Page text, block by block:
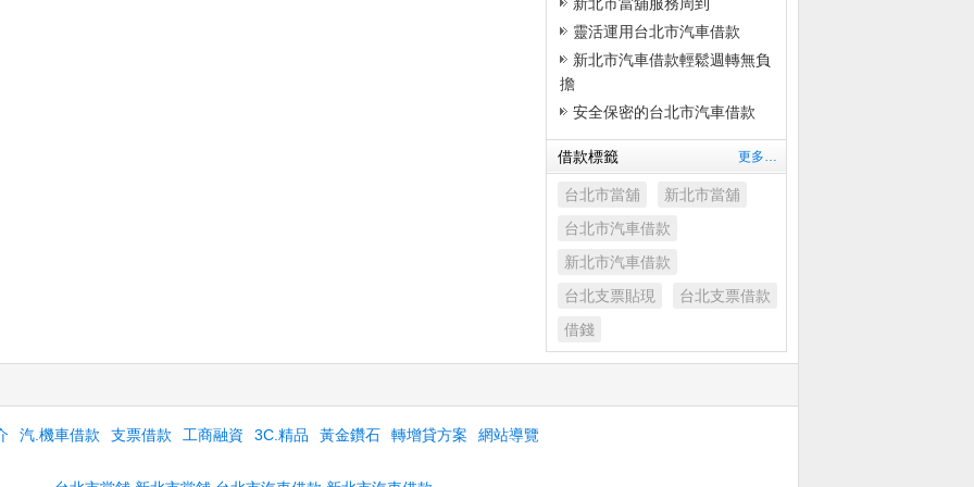
新北市當舖服務周到
靈活運用台北市汽車借款
新北市汽車借款輕鬆週轉無負
擔
安全保密的台北市汽車借款
借款標籤 更多…
台北市當舖
新北市當舖
台北市汽車借款
新北市汽車借款
台北支票貼現
台北支票借款
借錢
汽.機車借款 支票借款 工商融資 3C.精品 黃金鑽石 轉增貸方案 網站導覽